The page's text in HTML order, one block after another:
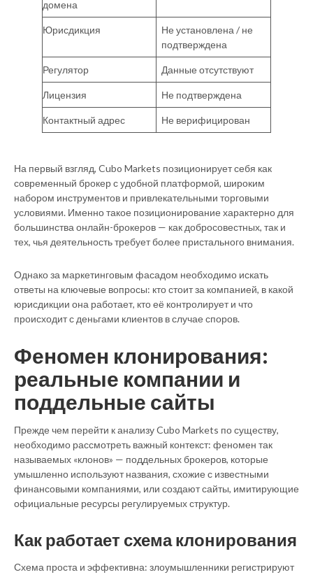
домена
Юрисдикция
Не установлена / не
подтверждена
Регулятор Данные отсутствуют
Лицензия Не подтверждена
Контактный адрес Не верифицирован
На первый взгляд, Cubo Markets позиционирует себя как
современный брокер с удобной платформой, широким
набором инструментов и привлекательными торговыми
условиями. Именно такое позиционирование характерно для
большинства онлайн-брокеров — как добросовестных, так и
тех, чья деятельность требует более пристального внимания.
Однако за маркетинговым фасадом необходимо искать
ответы на ключевые вопросы: кто стоит за компанией, в какой
юрисдикции она работает, кто её контролирует и что
происходит с деньгами клиентов в случае споров.
Феномен клонирования:
реальные компании и
поддельные сайты
Прежде чем перейти к анализу Cubo Markets по существу,
необходимо рассмотреть важный контекст: феномен так
называемых «клонов» — поддельных брокеров, которые
умышленно используют названия, схожие с известными
финансовыми компаниями, или создают сайты, имитирующие
официальные ресурсы регулируемых структур.
Как работает схема клонирования
Схема проста и эффективна: злоумышленники регистрируют